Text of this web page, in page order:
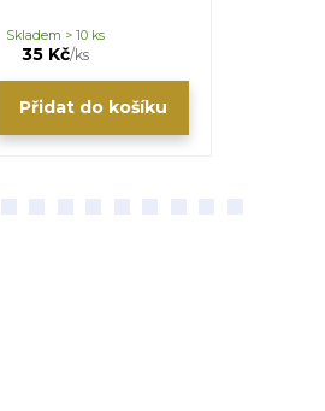
35 Kč/ks
Skladem > 10 ks
Přidat do košíku